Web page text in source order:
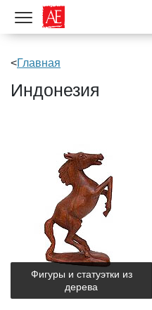
Показать меню
Главная
Индонезия
Фигуры и статуэтки из
дерева